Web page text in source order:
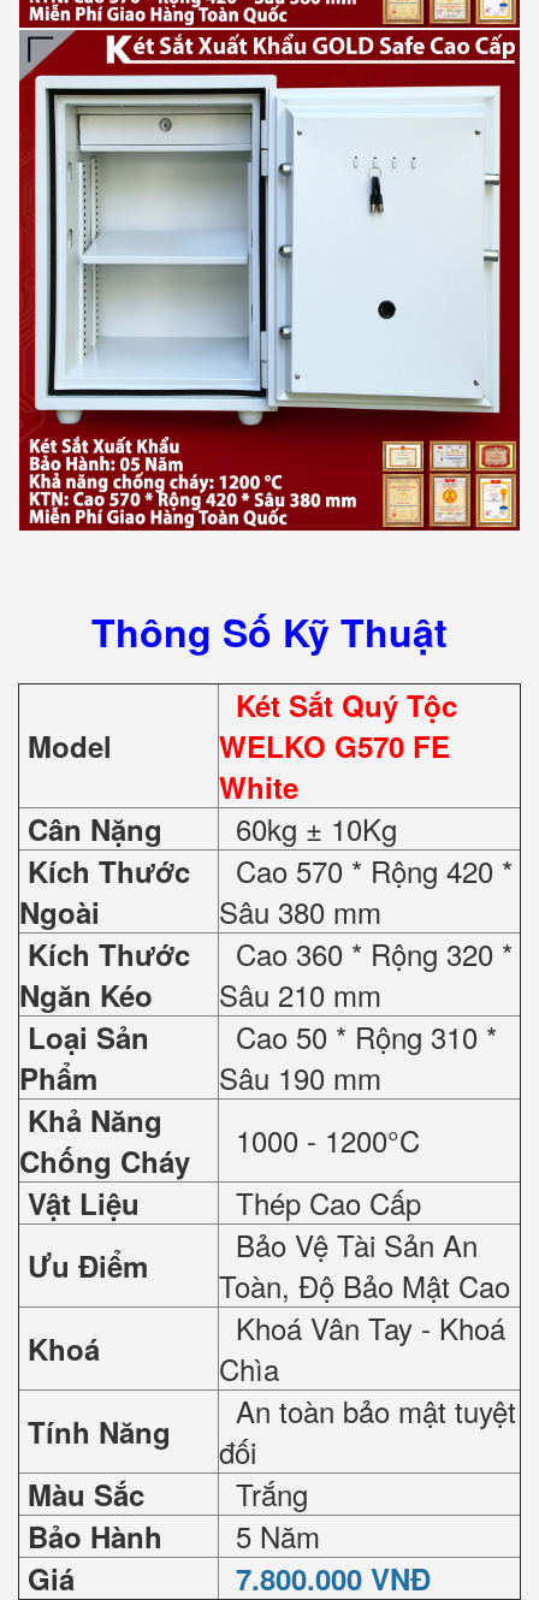
Thông Số Kỹ Thuật
Model
Két Sắt Quý Tộc
WELKO G570 FE
White
Cân Nặng
60kg ± 10Kg
Kích Thước
Ngoài
Cao 570 * Rộng 420 *
Sâu 380 mm
Kích Thước
Ngăn Kéo
Cao 360 * Rộng 320 *
Sâu 210 mm
Loại Sản
Phẩm
Cao 50 * Rộng 310 *
Sâu 190 mm
Khả Năng
Chống Cháy
1000 - 1200°C
Vật Liệu Thép Cao Cấp
Ưu Điểm
Bảo Vệ Tài Sản An
Toàn, Độ Bảo Mật Cao
Khoá
Khoá Vân Tay - Khoá
Chìa
Tính Năng
An toàn bảo mật tuyệt
đối
Màu Sắc Trắng
Bảo Hành 5 Năm
Giá 7.800.000 VNĐ